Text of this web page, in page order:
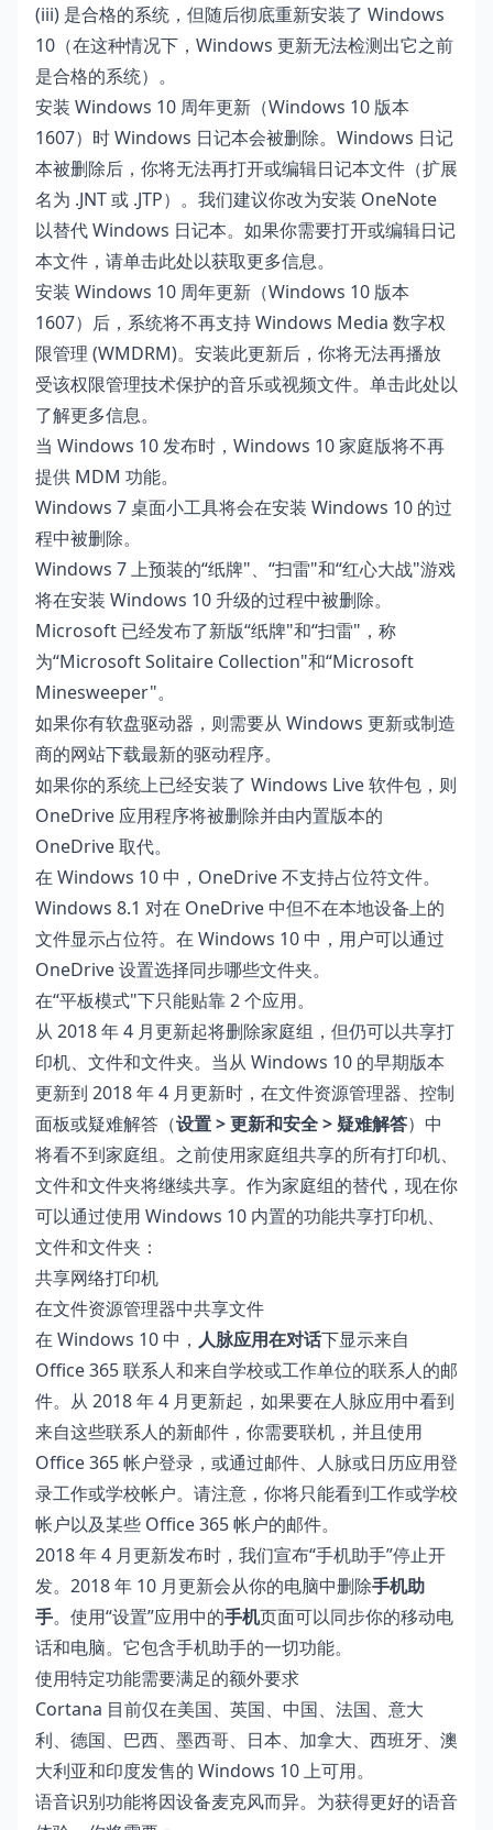
(iii) 是合格的系统，但随后彻底重新安装了 Windows
10（在这种情况下，Windows 更新无法检测出它之前
是合格的系统）。
安装 Windows 10 周年更新（Windows 10 版本
1607）时 Windows 日记本会被删除。Windows 日记
本被删除后，你将无法再打开或编辑日记本文件（扩展
名为 .JNT 或 .JTP）。我们建议你改为安装 OneNote
以替代 Windows 日记本。如果你需要打开或编辑日记
本文件，请单击此处以获取更多信息。
安装 Windows 10 周年更新（Windows 10 版本
1607）后，系统将不再支持 Windows Media 数字权
限管理 (WMDRM)。安装此更新后，你将无法再播放
受该权限管理技术保护的音乐或视频文件。 单击此处以
了解更多信息。
当 Windows 10 发布时，Windows 10 家庭版将不再
提供 MDM 功能。
Windows 7 桌面小工具将会在安装 Windows 10 的过
程中被删除。
Windows 7 上预装的“纸牌"、“扫雷"和“红心大战"游戏
将在安装 Windows 10 升级的过程中被删除。
Microsoft 已经发布了新版“纸牌"和“扫雷"，称
为“Microsoft Solitaire Collection"和“Microsoft
Minesweeper"。
如果你有软盘驱动器，则需要从 Windows 更新或制造
商的网站下载最新的驱动程序。
如果你的系统上已经安装了 Windows Live 软件包，则
OneDrive 应用程序将被删除并由内置版本的
OneDrive 取代。
在 Windows 10 中，OneDrive 不支持占位符文件。
Windows 8.1 对在 OneDrive 中但不在本地设备上的
文件显示占位符。在 Windows 10 中，用户可以通过
OneDrive 设置选择同步哪些文件夹。
在“平板模式"下只能贴靠 2 个应用。
从 2018 年 4 月更新起将删除家庭组 ，但仍可以共享打
印机、文件和文件夹。当从 Windows 10 的早期版本
更新到 2018 年 4 月更新时，在文件资源管理器、控制
面板或疑难解答（设置 > 更新和安全 > 疑难解答）中
将看不到家庭组。之前使用家庭组共享的所有打印机、
文件和文件夹将继续共享。作为家庭组的替代，现在你
可以通过使用 Windows 10 内置的功能共享打印机、
文件和文件夹：
共享网络打印机
在文件资源管理器中共享文件
在 Windows 10 中， 人脉应用在对话下显示来自
Office 365 联系人和来自学校或工作单位的联系人的邮
件。从 2018 年 4 月更新起，如果要在人脉应用中看到
来自这些联系人的新邮件，你需要联机，并且使用
Office 365 帐户登录，或通过邮件、 人脉或日历应用登
录工作或学校帐户。请注意，你将只能看到工作或学校
帐户以及某些 Office 365 帐户的邮件。
2018 年 4 月更新发布时，我们宣布“手机助手”停止开
发。2018 年 10 月更新会从你的电脑中删除手机助
手。使用“设置”应用中的手机页面可以同步你的移动电
话和电脑。它包含手机助手的一切功能。
使用特定功能需要满足的额外要求
Cortana 目前仅在美国、英国、中国、法国、意大
利、德国、巴西、墨西哥、日本、加拿大、西班牙、澳
大利亚和印度发售的 Windows 10 上可用。
语音识别功能将因设备麦克风而异。为获得更好的语音